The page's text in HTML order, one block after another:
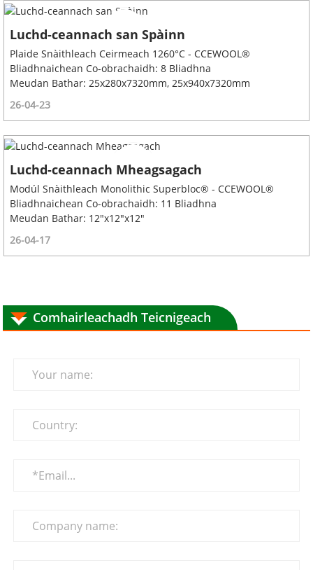
Luchd-ceannach san Spàinn
Plaide Snàithleach Ceirmeach 1260°C - CCEWOOL®
Bliadhnaichean Co-obrachaidh: 8 Bliadhna
Meudan Bathar: 25x280x7320mm, 25x940x7320mm
26-04-23
Luchd-ceannach Mheagsagach
Modúl Snàithleach Monolithic Superbloc® - CCEWOOL®
Bliadhnaichean Co-obrachaidh: 11 Bliadhna
Meudan Bathar: 12"x12"x12"
26-04-17
Comhairleachadh Teicnigeach